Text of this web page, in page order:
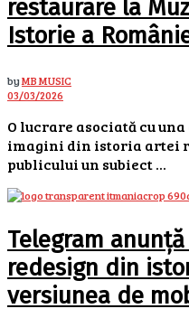
restaurare la
Istorie a
byMB MUSIC
03/03/2026
O lucrare asociată cu
imagini din istoria artei
publicului un subiect ...
Telegram
redesign din
versiunea de